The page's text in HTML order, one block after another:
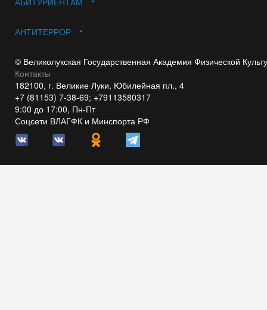
АНТИТЕРРОР
© Великолукская Государственная Академия Физической
Контакты
182100, г. Великие Луки, Юбилейная пл., 4
+7 (81153) 7-38-69; +79113580317
9:00 до 17:00, Пн-Пт
Соцсети ВЛАГФК и Минспорта РФ